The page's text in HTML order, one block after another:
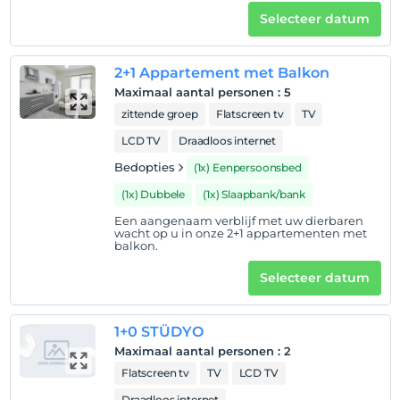
Hotelvoorwaarden
Check in
Na 11:00
Uitchecken
Huisdieren niet toegestaan
Er zijn rookruimtes beschikbaar
Baby's jonger dan 2 worden niet in rekening gebracht
Elke kamer is gratis voor maximaal 1 kinderen jonger
dan 12 jaar
Elke kamer is gratis voor maximaal 2 kinderen jonger
Selecteer datum
2+1 Appartement met Balkon
Maximaal aantal personen : 5
zittende groep Flatscreen tv
TV
LCD TV
Draadloos internet
Bedopties
(1x) Eenpersoonsbed
(1x) Dubbele
(1x) Slaapbank/bank
Een aangenaam verblijf met uw dierbaren
wacht op u in onze 2+1 appartementen met
balkon.
Selecteer datum
1+0 STÜDYO
Maximaal aantal personen : 2
Flatscreen tv TV
LCD TV